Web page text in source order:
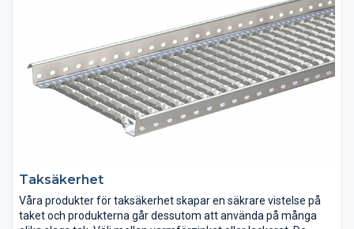
Taksäkerhet
Våra produkter för taksäkerhet skapar en säkrare vistelse på
taket och produkterna går dessutom att använda på många